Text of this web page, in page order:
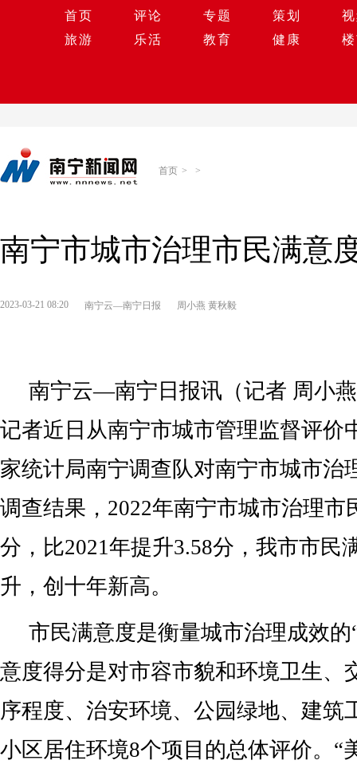
首页 评论 专题 策划
旅游
乐活 教育 健康
首页 > >
南宁市城市治理市民满意
2023-03-21 08:20 南宁云—南宁日报 周小燕 黄秋毅
南宁云—南宁日报讯（记者 周小
记者近日从南宁市城市管理监督评价
家统计局南宁调查队对南宁市城市治
调查结果，2022年南宁市城市治理市
分，比2021年提升3.58分，我市市民
升，创十年新高。
市民满意度是衡量城市治理成效的
意度得分是对市容市貌和环境卫生、
序程度、治安环境、公园绿地、建筑
小区居住环境8个项目的总体评价。“